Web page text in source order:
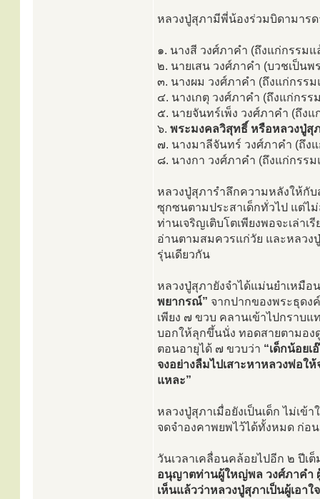
หลวงปู่สุภามีพี่น้องร่วมบิดามาร
๑. นางสี วงศ์ภาคำ (ถึงแก่กรรมแ
๒. นายเสน วงศ์ภาคำ (บวชเป็น
๓. นางผม วงศ์ภาคำ (ถึงแก่กรรม
๔. นางเกตุ วงศ์ภาคำ (ถึงแก่กรร
๕. นายจันทร์เพ็ง วงศ์ภาคำ (ถึงแ
๖. พระมงคลวิสุทธิ์ หรือหลวงปู่สุ
๗. นางมาลีจันทร์ วงศ์ภาคำ (ถึง
๘. นางกา วงศ์ภาคำ (ถึงแก่กรรม
หลวงปู่สุภารำลึกความหลังให้กับ
ซุกซนตามประสาเด็กทั่วไป แต่ไ
ท่านเจริญเติบโตเพียงพอจะเล่าเ
อ่านตามสมควรแก่วัย และหลวง
รุ่นเดียวกัน
หลวงปู่สุภายังจำได้แม่นยำเหมือ
พยากรณ์” จากปากของพระธุด
เพียง ๗ ขวบ คลานเข้าไปกราบ
บอกให้ลุกขึ้นนั่ง ทอดสายตามอง
ตอนอายุได้ ๗ ขวบว่า “เด็กน้อยเ
จงอย่างลืมไปเสาะหาหลวงพ่อใ
แหละ”
หลวงปู่สุภาเมื่อยังเป็นเด็ก ไม่เ
จดจำองคาพยพไว้ได้ทั้งหมด ก่อ
วันเวลาเคลื่อนคล้อยไปอีก ๒ ปีเ
อนุญาตท่านผู้ใหญ่พล วงศ์ภาคำ
เห็นแล้วว่าหลวงปู่สุภาเป็นผู้เอา